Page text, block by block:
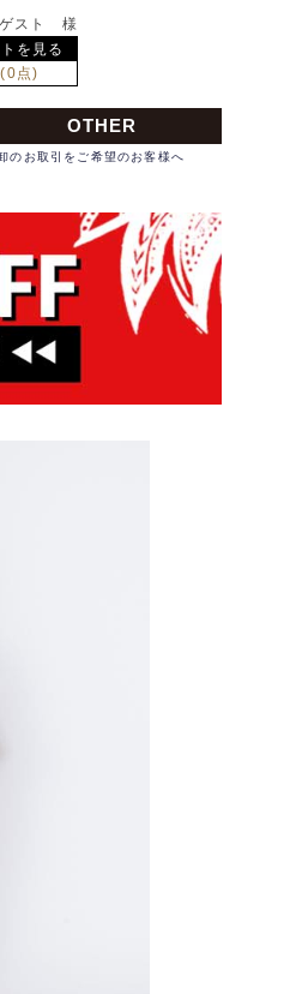
スト 様
を見る
点)
OTHER
のお取引をご希望のお客様へ